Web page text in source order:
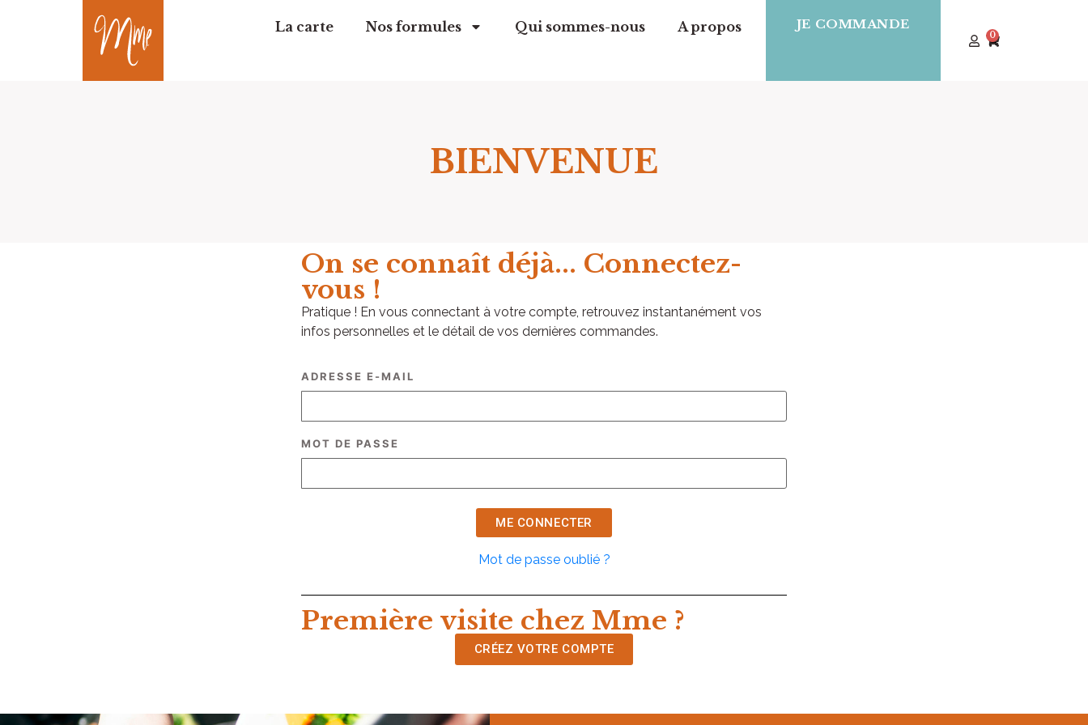
La carte Nos formules Qui sommes-nous A propos JE COMMANDE
0
BIENVENUE​
On se connaît déjà... Connectez-
vous !
Pratique ! En vous connectant à votre compte, retrouvez instantanément vos
infos personnelles et le détail de vos dernières commandes.
ADRESSE E-MAIL
MOT DE PASSE
Mot de passe oublié ?
Première visite chez Mme ?
CRÉEZ VOTRE COMPTE